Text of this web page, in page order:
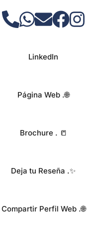
LinkedIn
Página Web .🌐
Brochure . 📒
Deja tu Reseña .✨
Compartir Perfil Web .🌐